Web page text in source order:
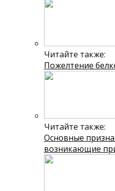
Читайте также:
Пожелтение
Читайте также:
Основные
возникающие